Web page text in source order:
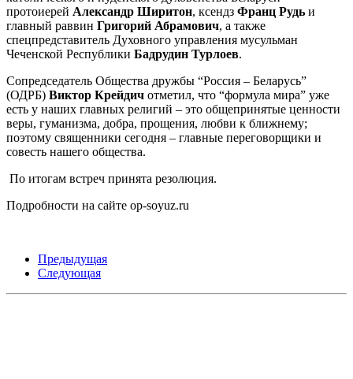
протоиерей Александр Ширитон, ксендз Франц Рудь и
главный раввин Григорий Абрамович, а также
спецпредставитель Духовного управления мусульман
Чеченской Республики Бадрудин Турлоев.
Сопредседатель Общества дружбы “Россия – Беларусь”
(ОДРБ) Виктор Крейдич отметил, что “формула мира” уже
есть у наших главных религий – это общепринятые ценности
веры, гуманизма, добра, прощения, любви к ближнему;
поэтому священники сегодня – главные переговорщики и
совесть нашего общества.
По итогам встреч принята резолюция.
Подробности на сайте op-soyuz.ru
Предыдущая
Следующая